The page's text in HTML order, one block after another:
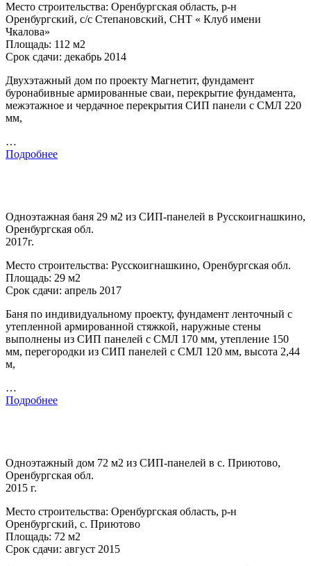
Место строительства: Оренбургская область, р-н
Оренбургский, с/с Степановский, СНТ « Клуб имени
Чкалова»
Площадь: 112 м2
Срок сдачи: декабрь 2014
Двухэтажный дом по проекту Магнетит, фундамент
буронабивные армированные сваи, перекрытие фундамента,
межэтажное и чердачное перекрытия СИП панели с СМЛ 220
мм,
…
Подробнее
Одноэтажная баня 29 м2 из СИП-панелей в Русскоигнашкино,
Оренбургская обл.
2017г.
Место строительства: Русскоигнашкино, Оренбургская обл.
Площадь: 29 м2
Срок сдачи: апрель 2017
Баня по индивидуальному проекту, фундамент ленточный с
утепленной армированной стяжкой, наружные стены
выполнены из СИП панелей с СМЛ 170 мм, утепление 150
мм, перегородки из СИП панелей с СМЛ 120 мм, высота 2,44
м,
…
Подробнее
Одноэтажный дом 72 м2 из СИП-панелей в с. Приютово,
Оренбургская обл.
2015 г.
Место строительства: Оренбургская область, р-н
Оренбургский, с. Приютово
Площадь: 72 м2
Срок сдачи: август 2015